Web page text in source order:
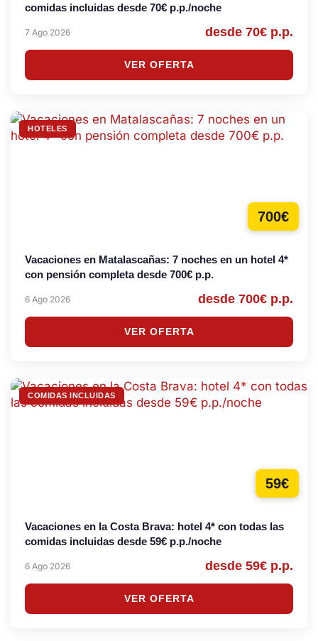
comidas incluidas desde 70€ p.p./noche
7 Ago 2026 desde 70€ p.p.
VER OFERTA
HOTELES
700€
Vacaciones en Matalascañas: 7 noches en un hotel 4*
con pensión completa desde 700€ p.p.
6 Ago 2026 desde 700€ p.p.
VER OFERTA
COMIDAS INCLUIDAS
59€
Vacaciones en la Costa Brava: hotel 4* con todas las
comidas incluidas desde 59€ p.p./noche
6 Ago 2026 desde 59€ p.p.
VER OFERTA